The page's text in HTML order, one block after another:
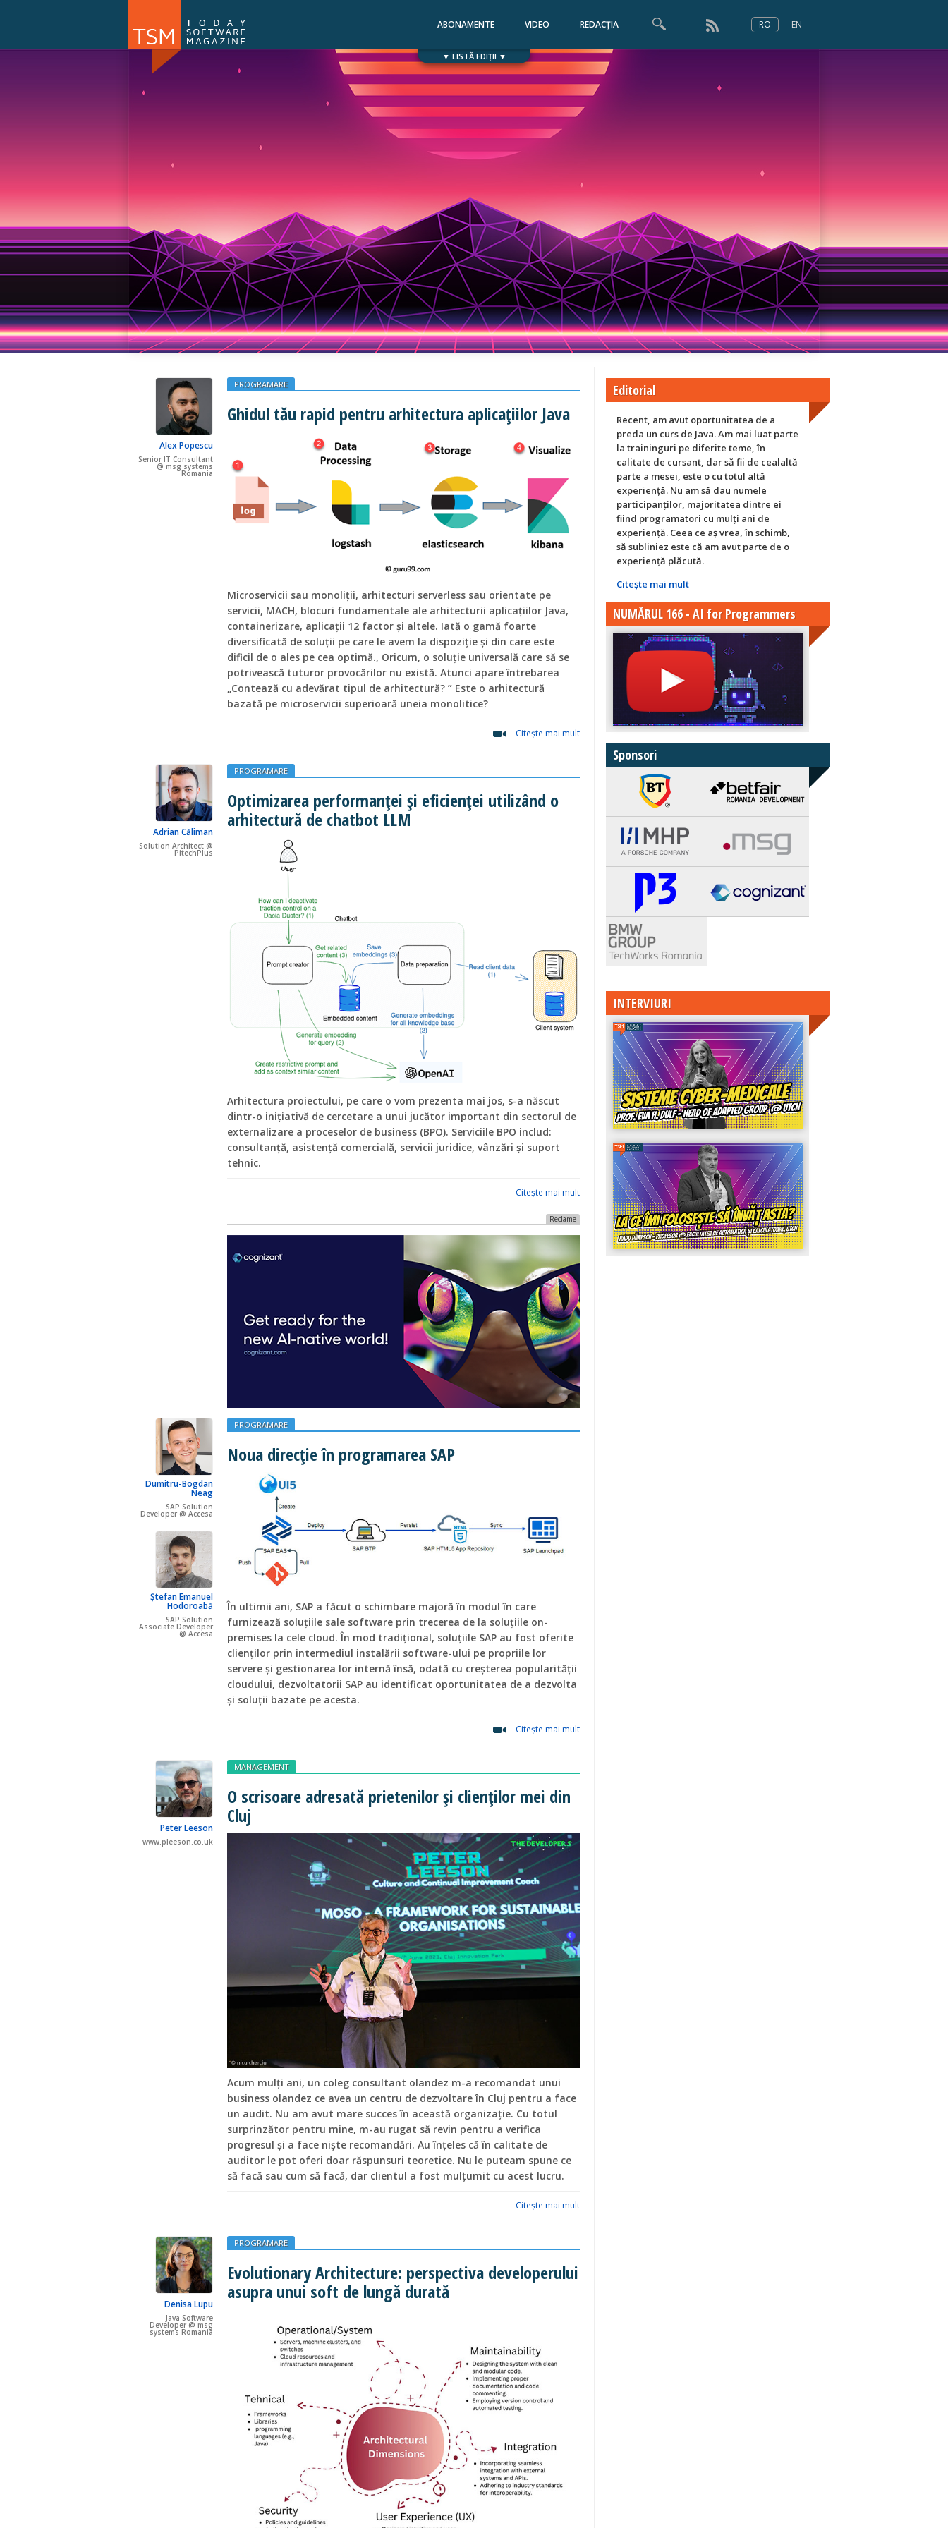
ABONAMENTE VIDEO REDACȚIA RO EN
Numărul 169 Numărul 168 Numărul 167
▼ LISTĂ EDIȚII ▼
Alex Popescu
Senior IT Consultant
@ msg systems
Romania
PROGRAMARE
Ghidul tău rapid pentru arhitectura aplicațiilor Java
Microservicii sau monoliții, arhitecturi serverless sau orientate pe
servicii, MACH, blocuri fundamentale ale arhitecturii aplicațiilor Java,
containerizare, aplicații 12 factor și altele. Iată o gamă foarte
diversificată de soluții pe care le avem la dispoziție și din care este
dificil de o ales pe cea optimă., Oricum, o soluție universală care să se
potrivească tuturor provocărilor nu există. Atunci apare întrebarea
„Contează cu adevărat tipul de arhitectură? ” Este o arhitectură
bazată pe microservicii superioară uneia monolitice?
Citeşte mai mult
Adrian Căliman
Solution Architect @
PitechPlus
PROGRAMARE
Optimizarea performanței și eficienței utilizând o
arhitectură de chatbot LLM
Arhitectura proiectului, pe care o vom prezenta mai jos, s-a născut
dintr-o inițiativă de cercetare a unui jucător important din sectorul de
externalizare a proceselor de business (BPO). Serviciile BPO includ:
consultanță, asistență comercială, servicii juridice, vânzări și suport
tehnic.
Citeşte mai mult
Reclame
Dumitru-Bogdan
Neag
SAP Solution
Developer @ Accesa
Ștefan Emanuel
Hodoroabă
SAP Solution
Associate Developer
@ Accesa
PROGRAMARE
Noua direcție în programarea SAP
În ultimii ani, SAP a făcut o schimbare majoră în modul în care
furnizează soluțiile sale software prin trecerea de la soluțiile on-
premises la cele cloud. În mod tradițional, soluțiile SAP au fost oferite
clienților prin intermediul instalării software-ului pe propriile lor
servere și gestionarea lor internă însă, odată cu creșterea popularității
cloudului, dezvoltatorii SAP au identificat oportunitatea de a dezvolta
și soluții bazate pe acesta.
Citeşte mai mult
Peter Leeson
www.pleeson.co.uk
MANAGEMENT
O scrisoare adresată prietenilor și clienților mei din
Cluj
Acum mulți ani, un coleg consultant olandez m-a recomandat unui
business olandez ce avea un centru de dezvoltare în Cluj pentru a face
un audit. Nu am avut mare succes în această organizație. Cu totul
surprinzător pentru mine, m-au rugat să revin pentru a verifica
progresul și a face niște recomandări. Au înțeles că în calitate de
auditor le pot oferi doar răspunsuri teoretice. Nu le puteam spune ce
să facă sau cum să facă, dar clientul a fost mulțumit cu acest lucru.
Citeşte mai mult
Denisa Lupu
Java Software
Developer @ msg
systems Romania
PROGRAMARE
Evolutionary Architecture: perspectiva developerului
asupra unui soft de lungă durată
Editorial
Recent, am avut oportunitatea de a
preda un curs de Java. Am mai luat parte
la traininguri pe diferite teme, în
calitate de cursant, dar să fii de cealaltă
parte a mesei, este o cu totul altă
experiență. Nu am să dau numele
participanților, majoritatea dintre ei
fiind programatori cu mulți ani de
experiență. Ceea ce aș vrea, în schimb,
să subliniez este că am avut parte de o
experiență plăcută.
Citeşte mai mult
NUMĂRUL 166 - AI for Programmers
Sponsori
INTERVIURI